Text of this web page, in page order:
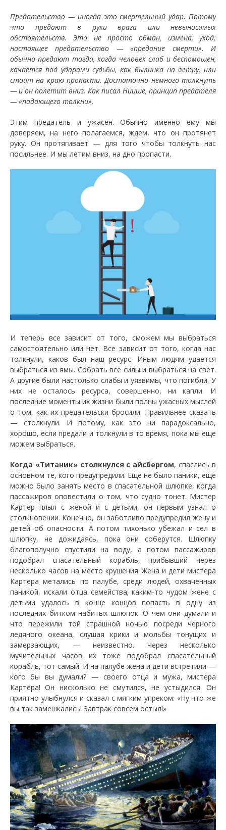
Предательство — иногда это смертельный удар. Потому
что предают в руки врага или невыносимых
обстоятельств. Это не просто обман, измена, уход;
настоящее предательство — «предание смерти». И
обычно предают тогда, когда человек слаб и беспомощен,
качается под ударами судьбы, как былинка на ветру, или
стоит на краю пропасти. Достаточно немного толкнуть
— и он полетит вниз. Как писал Ницше, принцип предателя
— «падающего толкни».
Этим предатель и ужасен. Обычно именно ему мы
доверяем, на него полагаемся, ждем, что он протянет
руку. Он протягивает — для того чтобы толкнуть нас
посильнее. И мы летим вниз, на дно пропасти.
И теперь все зависит от того, сможем мы выбраться
самостоятельно или нет. Все зависит от того, когда нас
толкнули, каков был наш ресурс. Иным людям удается
выбраться из ямы. Собрать все силы и выбраться на свет.
А другие были настолько слабы и уязвимы, что погибли. У
них не осталось ресурса, совершенно, ни капли. И
последние моменты их жизни были полны ужасных мыслей
о том, как их предательски бросили. Правильнее сказать
— столкнули. И потому, как это ни парадоксально,
хорошо, если предали и толкнули в то время, пока мы еще
можем выбраться.
Когда «Титаник» столкнулся с айсбергом, спаслись в
основном те, кого предупредили. Еще не было паники, еще
можно было занять место в спасательной шлюпке, когда
пассажиров оповестили о том, что судно тонет. Мистер
Картер плыл с женой и с детьми, он первым узнал о
столкновении. Конечно, он заботливо предупредил жену и
детей об опасности. А потом тихонько убежал и сел в
шлюпку, не дожидаясь, пока они соберутся. Шлюпку
благополучно спустили на воду, а потом пассажиров
подобрал спасательный корабль, прибывший через
несколько часов на место крушения. Жена и дети мистера
Картера метались по палубе, среди людей, охваченных
паникой, искали отца семейства; каким-то чудом жене с
детьми удалось в конце концов попасть в одну из
последних битком набитых шлюпок. О чем они думали и
что пережили той страшной ночью посреди черного
ледяного океана, слушая крики и мольбы тонущих и
замерзающих, — неизвестно. Через несколько
мучительных часов их тоже подобрал спасательный
корабль, тот самый. И на палубе жена и дети встретили —
кого бы вы думали? — своего отца и мужа, мистера
Картера! Он нисколько не смутился, не устыдился. Он
приятно улыбнулся и сказал с мягким упреком: «Ну что же
вы так замешкались! Завтрак совсем остыл!»